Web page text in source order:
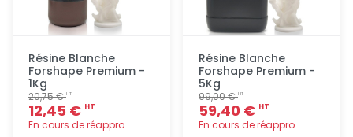
Résine Blanche
Forshape Premium -
1Kg
20,75 €HT
12,45 € HT
En cours de réappro.
Résine Blanche
Forshape Premium -
5Kg
99,00 €HT
59,40 € HT
En cours de réappro.